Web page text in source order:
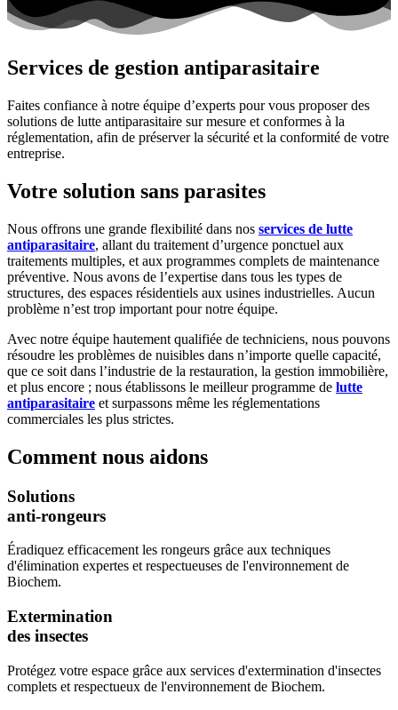
Services de gestion antiparasitaire
Faites confiance à notre équipe d’experts pour vous proposer des
solutions de lutte antiparasitaire sur mesure et conformes à la
réglementation, afin de préserver la sécurité et la conformité de votre
entreprise.
Votre solution sans parasites
Nous offrons une grande flexibilité dans nos services de lutte
antiparasitaire, allant du traitement d’urgence ponctuel aux
traitements multiples, et aux programmes complets de maintenance
préventive. Nous avons de l’expertise dans tous les types de
structures, des espaces résidentiels aux usines industrielles. Aucun
problème n’est trop important pour notre équipe.
Avec notre équipe hautement qualifiée de techniciens, nous pouvons
résoudre les problèmes de nuisibles dans n’importe quelle capacité,
que ce soit dans l’industrie de la restauration, la gestion immobilière,
et plus encore ; nous établissons le meilleur programme de lutte
antiparasitaire et surpassons même les réglementations
commerciales les plus strictes.
Comment nous aidons
Solutions
anti-rongeurs
Éradiquez efficacement les rongeurs grâce aux techniques
d'élimination expertes et respectueuses de l'environnement de
Biochem.
Extermination
des insectes
Protégez votre espace grâce aux services d'extermination d'insectes
complets et respectueux de l'environnement de Biochem.